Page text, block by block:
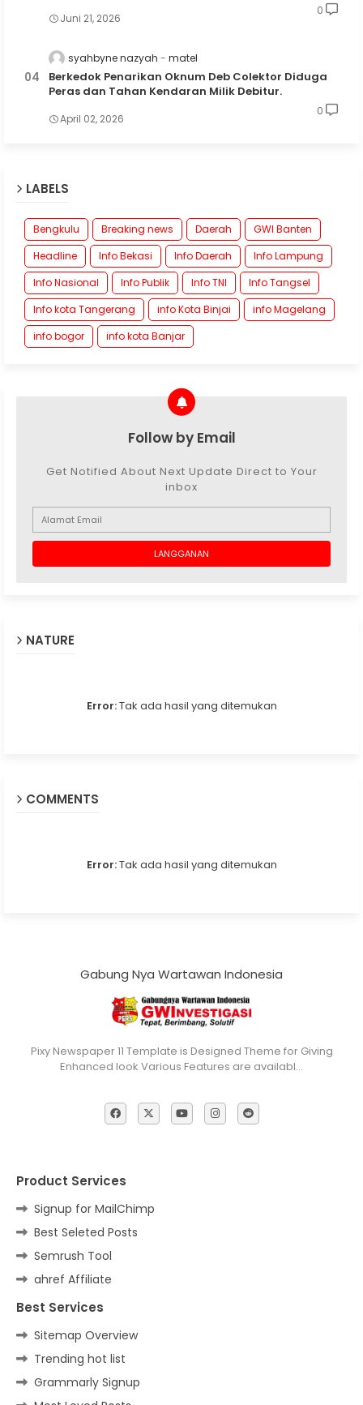
Juni 21, 2026
0
syahbyne nazyah matel
Berkedok Penarikan Oknum Deb Colektor Diduga
Peras dan Tahan Kendaran Milik Debitur.
April 02, 2026
0
LABELS
Bengkulu Breaking news Daerah
GWI Banten
Headline
Info Bekasi Info Daerah
Info Lampung
Info Nasional
Info Publik Info TNI
Info Tangsel
Info kota Tangerang
info Kota Binjai
info Magelang
info bogor
info kota Banjar
Follow by Email
Get Notified About Next Update Direct to Your
inbox
NATURE
Error:Tak ada hasil yang ditemukan
COMMENTS
Error:Tak ada hasil yang ditemukan
Gabung Nya Wartawan Indonesia
Pixy Newspaper 11 Template is Designed Theme for Giving
Enhanced look Various Features are availabl…
Product Services
Signup for MailChimp
Best Seleted Posts
Semrush Tool
ahref Affiliate
Best Services
Sitemap Overview
Trending hot list
Grammarly Signup